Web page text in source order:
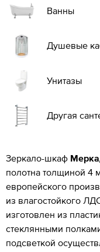
Ванны
Душевые
Унитазы
Другая
Зеркало-шкаф
полотна толщиной 4
европейского
из влагостойкого
изготовлен из
стеклянными
подсветкой